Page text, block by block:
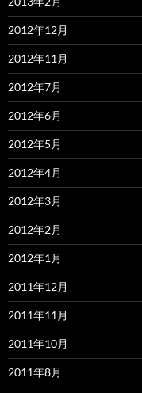
2012年12月
2012年11月
2012年7月
2012年6月
2012年5月
2012年4月
2012年3月
2012年2月
2012年1月
2011年12月
2011年11月
2011年10月
2011年8月